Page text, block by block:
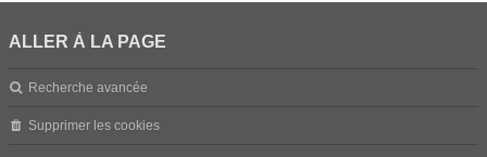
ALLER À LA PAGE
Recherche avancée
Supprimer les cookies